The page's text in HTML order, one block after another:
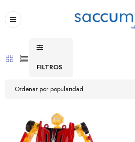
FILTROS
Ordenar por popularidad